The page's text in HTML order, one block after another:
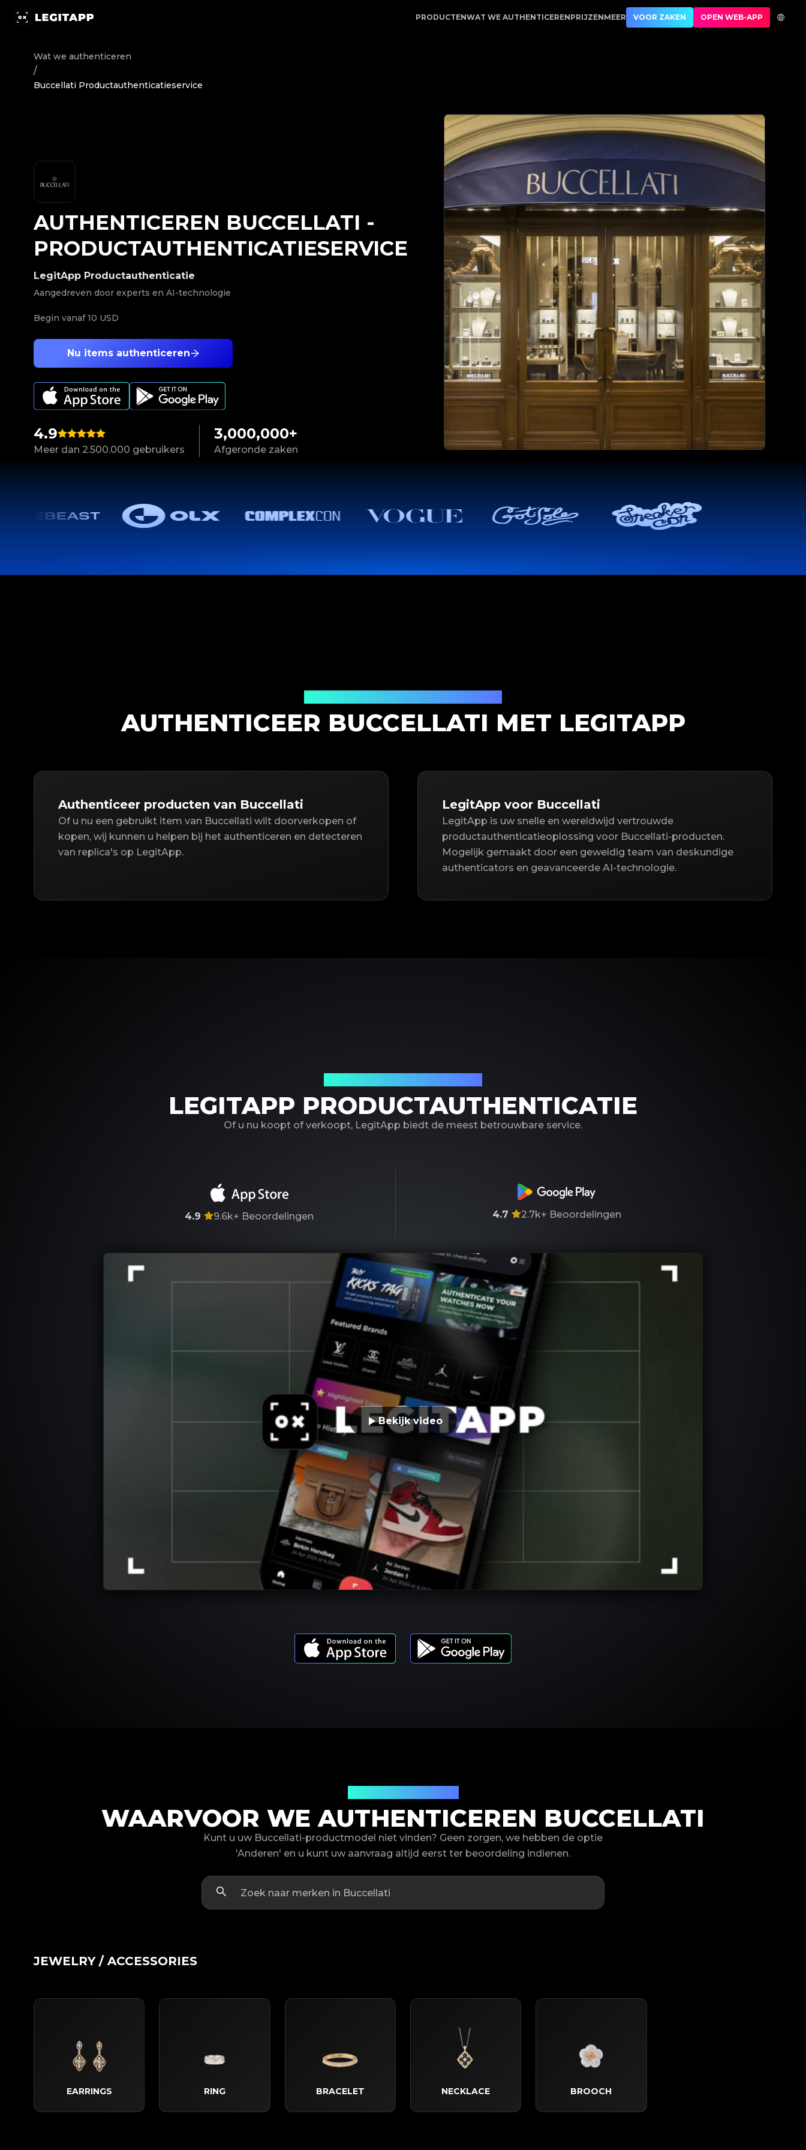
Authenticeren Buccellati - Productauthenticatieservice | LegitApp | Uw betrouwbare partner voor luxe productauthenticatie | No.1 Best Authentication
PRODUCTENWAT WE AUTHENTICERENPRIJZENMEER VOOR ZAKEN OPEN WEB-APP
Wat we authenticeren
/
Buccellati Productauthenticatieservice
4.9
Meer dan 2.500.000 gebruikers
3,000,000+
Afgeronde zaken
Nu items authenticeren
LegitApp Productauthenticatie
Aangedreven door experts en AI-technologie
Begin vanaf10 USD
AUTHENTICEREN BUCCELLATI -
PRODUCTAUTHENTICATIESERVICE
AUTHENTICEER BUCCELLATI MET LEGITAPP
Authenticeer producten van Buccellati
Of u nu een gebruikt item van Buccellati wilt doorverkopen of
kopen, wij kunnen u helpen bij het authenticeren en detecteren
van replica's op LegitApp.
LegitApp voor Buccellati
LegitApp is uw snelle en wereldwijd vertrouwde
productauthenticatieoplossing voor Buccellati-producten.
Mogelijk gemaakt door een geweldig team van deskundige
authenticators en geavanceerde AI-technologie.
LEGITAPP PRODUCTAUTHENTICATIE
Of u nu koopt of verkoopt, LegitApp biedt de meest betrouwbare service.
4.9 9.6k+ Beoordelingen 4.7 2.7k+ Beoordelingen
Bekijk video
WAARVOOR WE AUTHENTICEREN BUCCELLATI
Kunt u uw Buccellati-productmodel niet vinden? Geen zorgen, we hebben de optie
'Anderen' en u kunt uw aanvraag altijd eerst ter beoordeling indienen.
JEWELRY / ACCESSORIES
EARRINGS RING BRACELET NECKLACE BROOCH